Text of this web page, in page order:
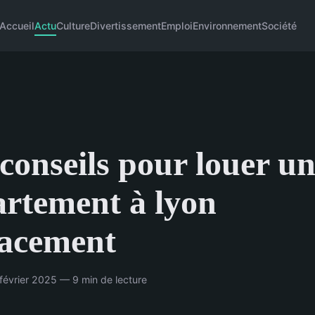
AccueilActuCultureDivertissementEmploiEnvironnementSociété
pour louer un
à lyon
2025 — 9 min de lecture